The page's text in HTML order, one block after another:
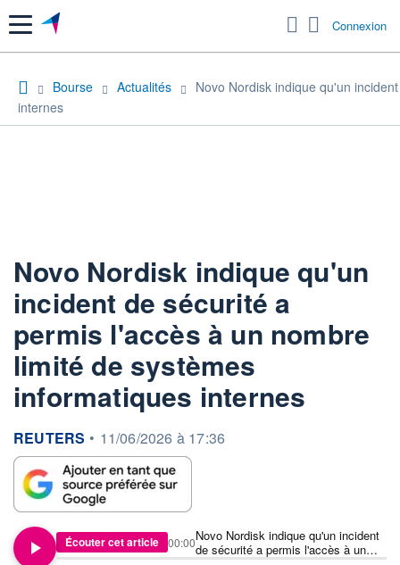
Menu Connexion
Bourse Actualités
Novo Nordisk indique qu'un
internes
Novo Nordisk indique qu'un
incident de sécurité a
permis l'accès à un nombre
limité de systèmes
informatiques internes
information fournie par
REUTERS • 11/06/2026 à 17:36
Écouter cet article
Novo Nordisk indique qu'un incident
de sécurité a permis l'accès à un
00:00